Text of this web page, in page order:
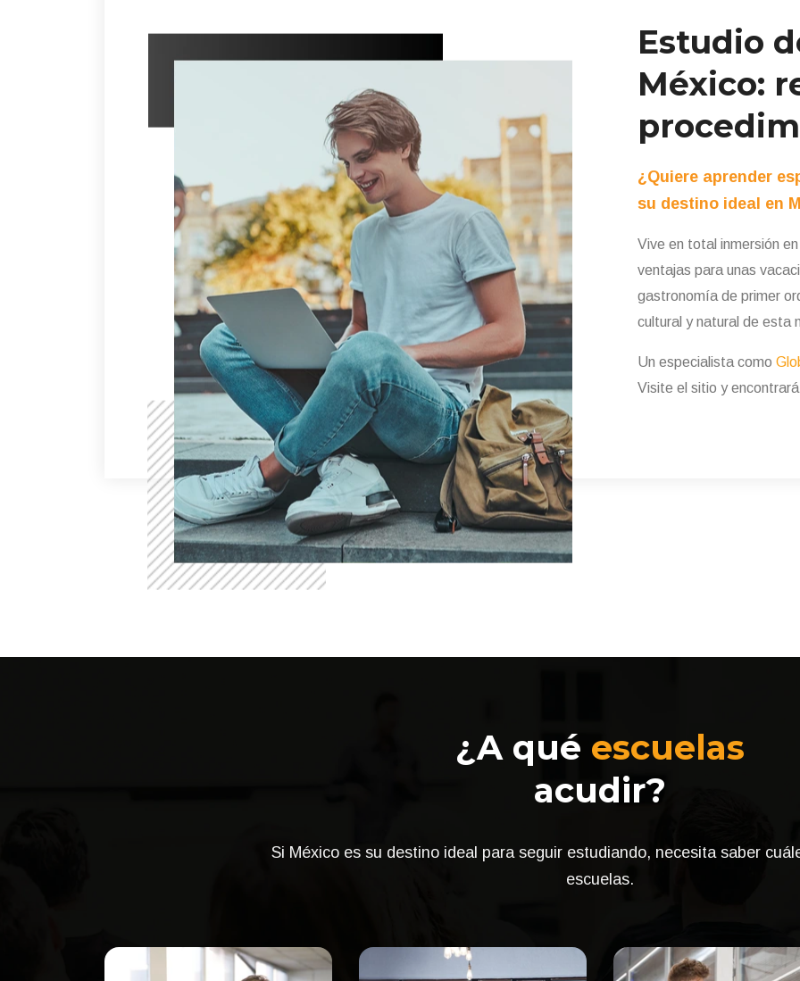
Estudio
México:
¿Quiere aprender
su destino ideal en
Vive en total inmersión
ventajas para unas
gastronomía de primer
cultural y natural de esta
Un especialista como
Visite el sitio y
¿A qué escuelas
acudir?
Si México es su destino ideal para seguir estudiando, necesita saber
escuelas.